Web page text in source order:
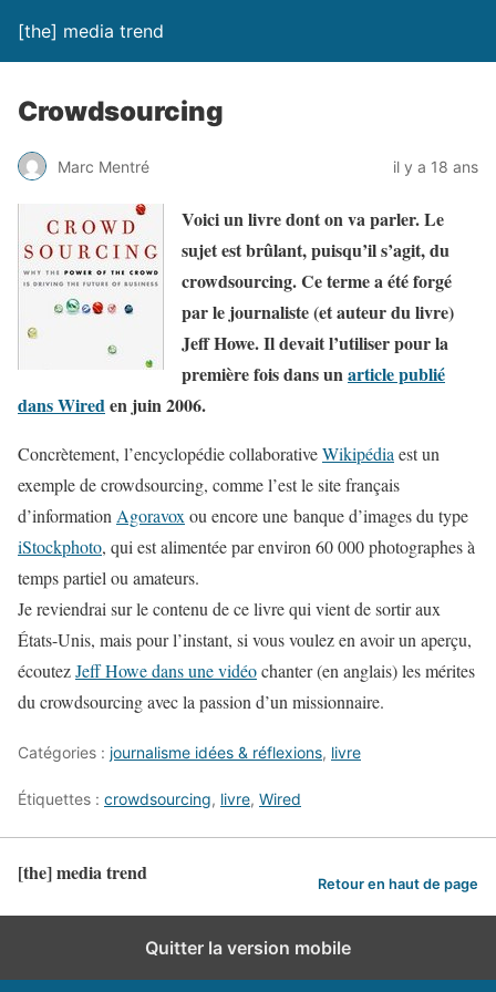
[the] media trend
Crowdsourcing
Marc Mentré il y a 18 ans
Voici un livre dont on va parler. Le
sujet est brûlant, puisqu’il s’agit, du
crowdsourcing.Ce terme a été forgé
par le journaliste (et auteur du livre)
Jeff Howe. Il devait l’utiliser pour la
première fois dans unarticle publié
dans Wireden juin 2006.
Concrètement, l’encyclopédie collaborativeWikipédia est un
exemple decrowdsourcing, comme l’est le site français
d’information Agoravox ou encore une banque d’images du type
iStockphoto, qui est alimentée par environ 60 000 photographes à
temps partiel ou amateurs.
Je reviendrai sur le contenu de ce livre qui vient de sortir aux
États-Unis, mais pour l’instant, si vous voulez en avoir un aperçu,
écoutezJeff Howe dans une vidéochanter(en anglais) les mérites
du crowdsourcing avec la passion d’un missionnaire.
Catégories : journalisme idées & réflexions, livre
Étiquettes : crowdsourcing, livre, Wired
[the] media trend Retour en haut de page
Quitter la version mobile